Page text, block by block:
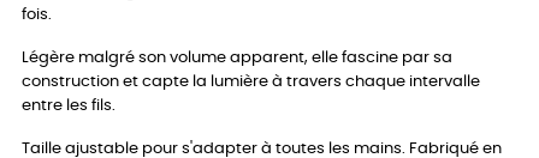
fois.
Légère malgré son volume apparent, elle fascine par sa
construction et capte la lumière à travers chaque intervalle
entre les fils.
Taille ajustable pour s'adapter à toutes les mains. Fabriqué en